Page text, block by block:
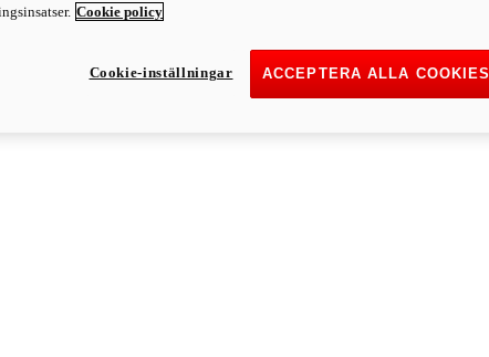
Cookie policy
ACCEPTERA ALLA COOKIES
Cookie-inställningar